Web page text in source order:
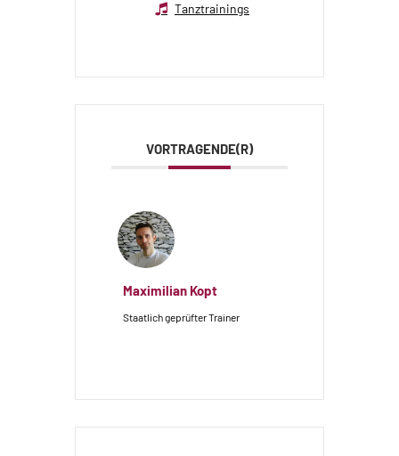
Tanztrainings
VORTRAGENDE(R)
Maximilian Kopt
Staatlich geprüfter Trainer